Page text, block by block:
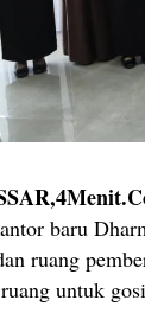
baru
ruang
untuk